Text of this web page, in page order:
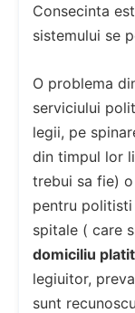
Consecinta
sistemului se
O problema
serviciului
legii, pe
din timpul lor
trebui sa fie)
pentru
spitale ( care
domiciliu
legiuitor,
sunt